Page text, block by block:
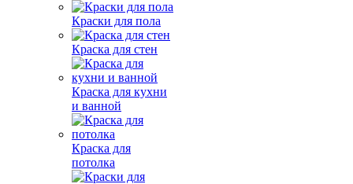
Краски для пола
Краска для стен
Краска для кухни
и ванной
Краска для
потолка